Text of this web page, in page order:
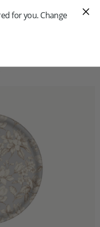
GAMME PROFESSIONNELLE